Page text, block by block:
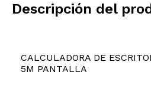
Descripción del
CALCULADORA DE
5M PANTALLA